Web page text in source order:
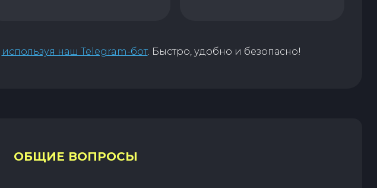
используя наш Telegram-бот. Быстро, удобно и безопасно!
ОБЩИЕ ВОПРОСЫ